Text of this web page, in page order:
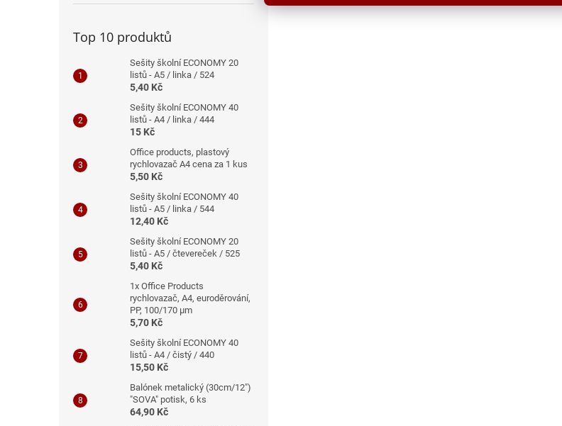
Top 10 produktů
Sešity školní ECONOMY 20
listů - A5 / linka / 524
5,40 Kč
Sešity školní ECONOMY 40
listů - A4 / linka / 444
15 Kč
Office products, plastový
rychlovazač A4 cena za 1 kus
5,50 Kč
Sešity školní ECONOMY 40
listů - A5 / linka / 544
12,40 Kč
Sešity školní ECONOMY 20
listů - A5 / čtevereček / 525
5,40 Kč
1x Office Products
rychlovazač, A4, euroděrování,
PP, 100/170 μm
5,70 Kč
Sešity školní ECONOMY 40
listů - A4 / čistý / 440
15,50 Kč
Balónek metalický (30cm/12")
"SOVA" potisk, 6 ks
64,90 Kč